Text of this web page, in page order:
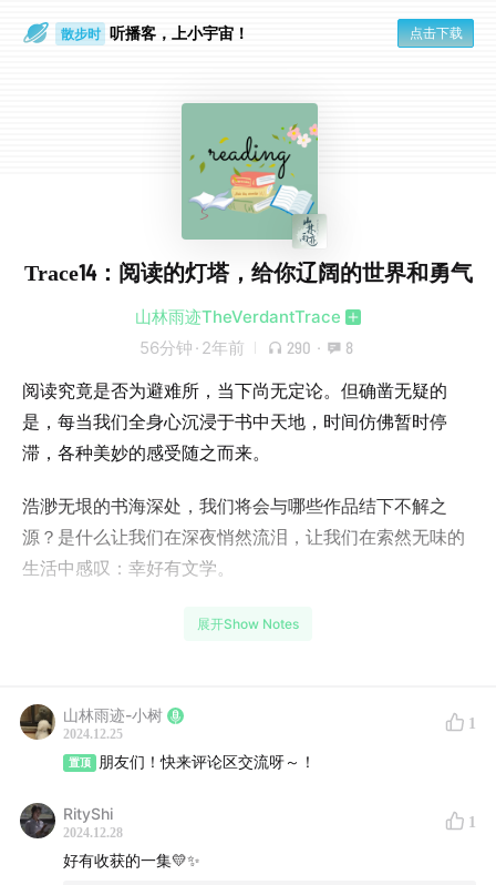
散步时 听播客，上小宇宙！ 点击下载
Trace14：阅读的灯塔，给你辽阔的世界和勇气
山林雨迹TheVerdantTrace
56分钟 · 2年前 290 · 8
阅读究竟是否为避难所，当下尚无定论。但确凿无疑的
是，每当我们全身心沉浸于书中天地，时间仿佛暂时停
滞，各种美妙的感受随之而来。
浩渺无垠的书海深处，我们将会与哪些作品结下不解之
源？是什么让我们在深夜悄然流泪，让我们在索然无味的
生活中感叹：幸好有文学。
本期节目我们将分享这一年中我们最为钟爱的书籍，以及
【时间线】
工具书是解决实际问题的重要方式
03:17 看书比看短视频更能让知识内化
阅读带来了更广阔的地域视角
展开Show Notes
山林雨迹-小树
2024.12.25
1
置顶 朋友们！快来评论区交流呀～！
RityShi
2024.12.28
1
好有收获的一集💛✨